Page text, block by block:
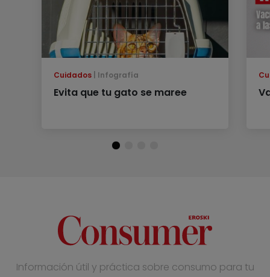
Cuidados Infografía
Evita que tu gato se maree
Información útil y práctica sobre consumo para tu